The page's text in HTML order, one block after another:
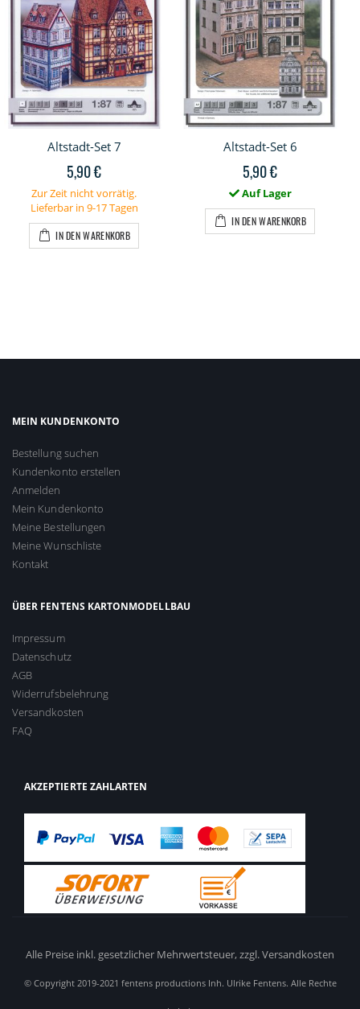
Altstadt-Set 7
5,90 €
Zur Zeit nicht vorrätig.
Lieferbar in 9-17 Tagen
IN DEN WARENKORB
Altstadt-Set 6
5,90 €
Auf Lager
IN DEN WARENKORB
MEIN KUNDENKONTO
Bestellung suchen
Kundenkonto erstellen
Anmelden
Mein Kundenkonto
Meine Bestellungen
Meine Wunschliste
Kontakt
ÜBER FENTENS KARTONMODELLBAU
Impressum
Datenschutz
AGB
Widerrufsbelehrung
Versandkosten
FAQ
AKZEPTIERTE ZAHLARTEN
Alle Preise inkl. gesetzlicher Mehrwertsteuer,zzgl. Versandkosten
© Copyright 2019-2021 fentens productions Inh. Ulrike Fentens. Alle Rechte